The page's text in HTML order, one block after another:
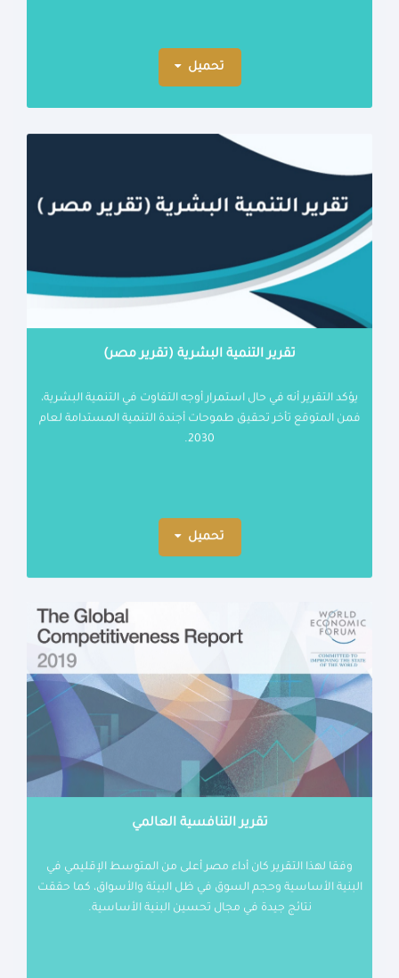
تحميل
تقرير التنمية البشرية (تقرير مصر)
يؤكد التقرير أنه في حال استمرار أوجه التفاوت في التنمية البشرية،
فمن المتوقع تأخر تحقيق طموحات أجندة التنمية المستدامة لعام
2030.
تحميل
تقرير التنافسية العالمي
وفقا لهذا التقرير كان أداء مصر أعلى من المتوسط الإقليمي في
البنية الأساسية وحجم السوق في ظل البيئة والأسواق، كما حققت
نتائج جيدة في مجال تحسين البنية الأساسية.